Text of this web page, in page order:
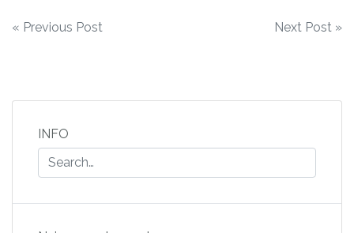
Nawigacja
« Previous Post Next Post »
INFO